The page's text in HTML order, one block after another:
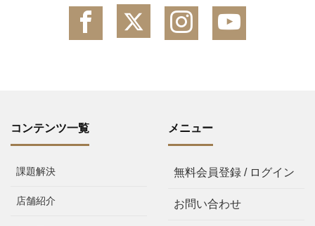
コンテンツ一覧
課題解決
店舗紹介
メニュー
無料会員登録 / ログイン
お問い合わせ